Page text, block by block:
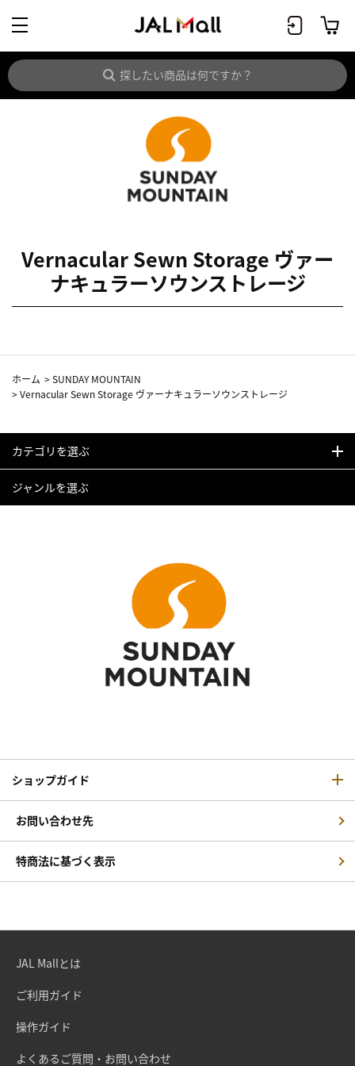
Vernacular Sewn Storage ヴァー
ナキュラーソウンストレージ
ホーム >SUNDAY MOUNTAIN
>Vernacular Sewn Storage ヴァーナキュラーソウンストレージ
カテゴリを選ぶ
ジャンルを選ぶ
ショップガイド
お問い合わせ先
特商法に基づく表示
JAL Mallとは
ご利用ガイド
操作ガイド
よくあるご質問・お問い合わせ